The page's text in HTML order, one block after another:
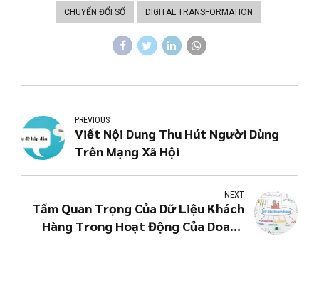
CHUYỂN ĐỔI SỐ DIGITAL TRANSFORMATION
PREVIOUS
Viết Nội Dung Thu Hút Người Dùng
Trên Mạng Xã Hội
NEXT
Tầm Quan Trọng Của Dữ Liệu Khách
Hàng Trong Hoạt Động Của Doanh